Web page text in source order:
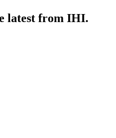
latest from IHI.